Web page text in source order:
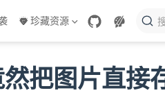
珍藏资源
把图片直接